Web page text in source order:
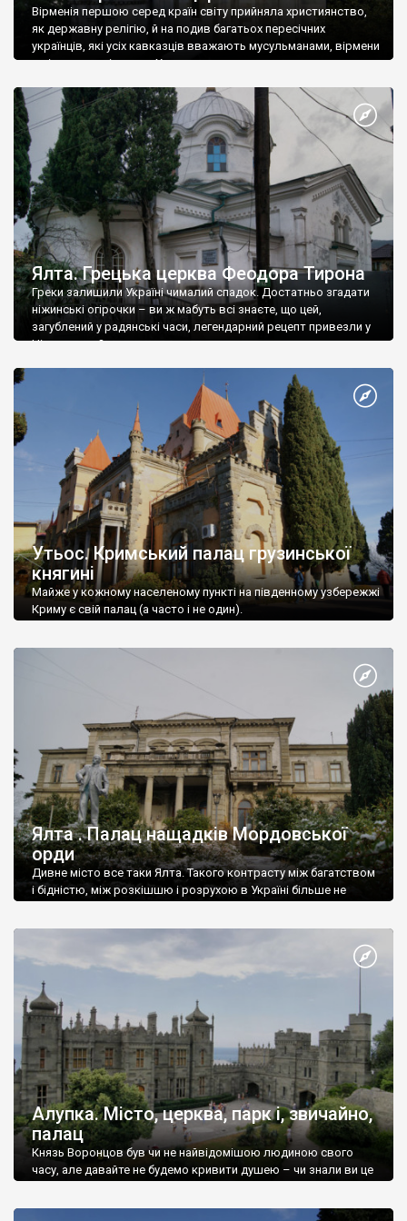
Вірменія першою серед країн світу прийняла християнство,
як державну релігію, й на подив багатьох пересічних
українців, які усіх кавказців вважають мусульманами, вірмени
є відданими вірянами Христа
Ялта. Грецька церква Феодора Тирона
Греки залишили Україні чималий спадок. Достатньо згадати
ніжинські огірочки – ви ж мабуть всі знаєте, що цей,
загублений у радянські часи, легендарний рецепт привезли у
Ніжин греки?
Утьос. Кримський палац грузинської
княгині
Майже у кожному населеному пункті на південному узбережжі
Криму є свій палац (а часто і не один).
Ялта . Палац нащадків Мордовської
орди
Дивне місто все таки Ялта. Такого контрасту між багатством
і бідністю, між розкішшю і розрухою в Україні більше не
Алупка. Місто, церква, парк і, звичайно,
палац
Князь Воронцов був чи не найвідомішою людиною свого
часу, але давайте не будемо кривити душею – чи знали ви це